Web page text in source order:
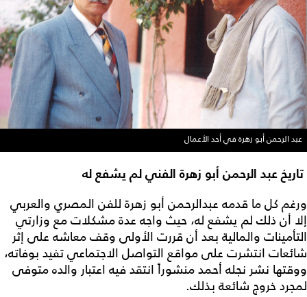
عبد الرحمن أبو زهرة في أحد الأعمال
تاريخ عبد الرحمن أبو زهرة الفني لم يشفع له
ورغم كل ما قدمه عبدالرحمن أبو زهرة للفن المصري والعربي
إلا أن ذلك لم يشفع له، حيث واجه عدة مشكلات مع وزارتي
التأمينات والمالية بعد أن قررت الأولى وقف معاشه على إثر
شائعات انتشرت على مواقع التواصل الاجتماعي تفيد بوفاته،
ووقتها نشر نجله أحمد منشوراً انتقد فيه اعتبار والده متوفى
لمجرد خروج شائعة بذلك.